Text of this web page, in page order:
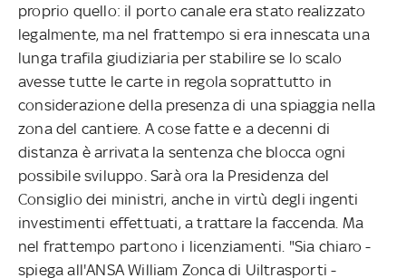
proprio quello: il porto canale era stato realizzato
legalmente, ma nel frattempo si era innescata una
lunga trafila giudiziaria per stabilire se lo scalo
avesse tutte le carte in regola soprattutto in
considerazione della presenza di una spiaggia nella
zona del cantiere. A cose fatte e a decenni di
distanza è arrivata la sentenza che blocca ogni
possibile sviluppo. Sarà ora la Presidenza del
Consiglio dei ministri, anche in virtù degli ingenti
investimenti effettuati, a trattare la faccenda. Ma
nel frattempo partono i licenziamenti. "Sia chiaro -
spiega all'ANSA William Zonca di Uiltrasporti -